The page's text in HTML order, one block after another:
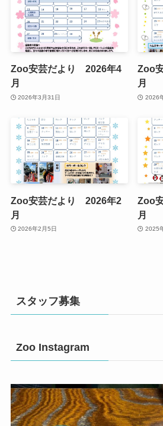
Zoo安芸だより 2026年4
月
2026年3月31日
Zoo
月
2026
Zoo安芸だより 2026年2
月
2026年2月5日
Zoo
月
2025
スタッフ募集
Zoo Instagram